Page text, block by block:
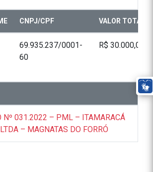
CNPJ/CPF VALOR TOTAL
69.935.237/0001-
60
R$ 30.000,00
Nº 031.2022 – PML – ITAMARACÁ
– MAGNATAS DO FORRÓ